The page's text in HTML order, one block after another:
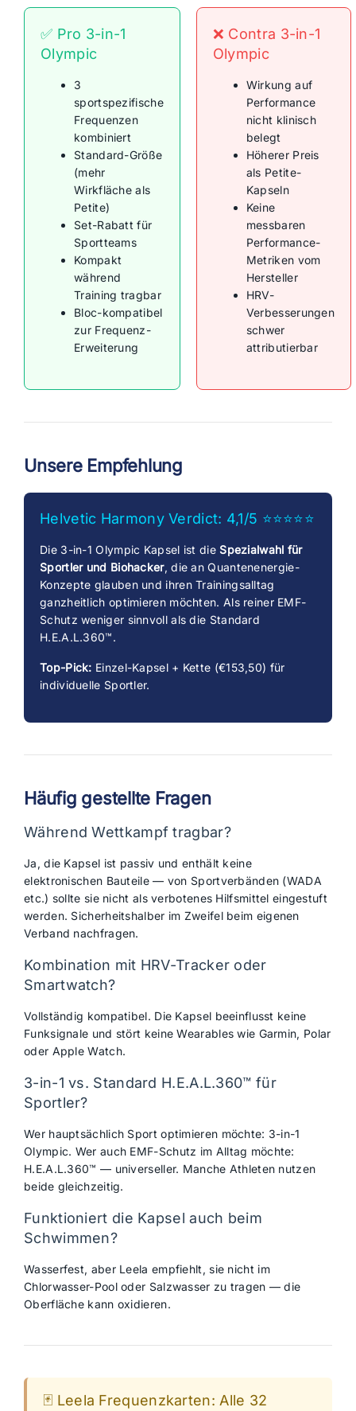
✅ Pro 3-in-1
Olympic
3
sportspezifische
Frequenzen
kombiniert
Standard-Größe
(mehr
Wirkfläche als
Petite)
Set-Rabatt für
Sportteams
Kompakt
während
Training tragbar
Bloc-kompatibel
zur Frequenz-
Erweiterung
❌ Contra 3-in-1
Olympic
Wirkung auf
Performance
nicht klinisch
belegt
Höherer Preis
als Petite-
Kapseln
Keine
messbaren
Performance-
Metriken vom
Hersteller
HRV-
Verbesserungen
schwer
attributierbar
Unsere Empfehlung
Helvetic Harmony Verdict: 4,1/5 ⭐⭐⭐⭐⭐
Die 3-in-1 Olympic Kapsel ist die Spezialwahl für
Sportler und Biohacker, die an Quantenenergie-
Konzepte glauben und ihren Trainingsalltag
ganzheitlich optimieren möchten. Als reiner EMF-
Schutz weniger sinnvoll als die Standard
H.E.A.L.360™.
Top-Pick: Einzel-Kapsel + Kette (€153,50) für
individuelle Sportler.
Häufig gestellte Fragen
Während Wettkampf tragbar?
Ja, die Kapsel ist passiv und enthält keine
elektronischen Bauteile — von Sportverbänden (WADA
etc.) sollte sie nicht als verbotenes Hilfsmittel eingestuft
werden. Sicherheitshalber im Zweifel beim eigenen
Verband nachfragen.
Kombination mit HRV-Tracker oder
Smartwatch?
Vollständig kompatibel. Die Kapsel beeinflusst keine
Funksignale und stört keine Wearables wie Garmin, Polar
oder Apple Watch.
3-in-1 vs. Standard H.E.A.L.360™ für
Sportler?
Wer hauptsächlich Sport optimieren möchte: 3-in-1
Olympic. Wer auch EMF-Schutz im Alltag möchte:
H.E.A.L.360™ — universeller. Manche Athleten nutzen
beide gleichzeitig.
Funktioniert die Kapsel auch beim
Schwimmen?
Wasserfest, aber Leela empfiehlt, sie nicht im
Chlorwasser-Pool oder Salzwasser zu tragen — die
Oberfläche kann oxidieren.
🃏 Leela Frequenzkarten: Alle 32